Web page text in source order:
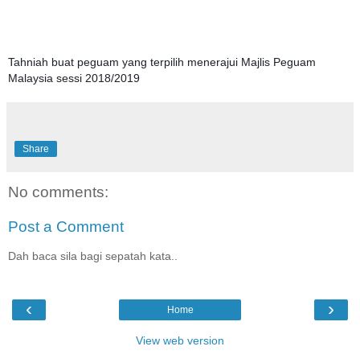
Tahniah buat peguam yang terpilih menerajui Majlis Peguam
Malaysia sessi 2018/2019
Share
No comments:
Post a Comment
Dah baca sila bagi sepatah kata..
‹ ›
Home
View web version